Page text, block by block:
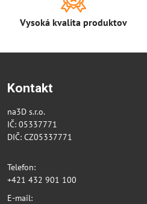
Vysoká kvalita produktov
Kontakt
na3D s.r.o.
IČ: 05337771
DIČ: CZ05337771
Telefon:
+421 432 901 100
E-mail: